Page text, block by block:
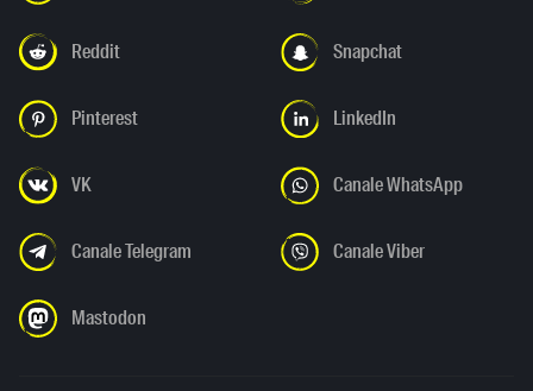
Reddit Snapchat
Pinterest LinkedIn
VK Canale WhatsApp
Canale Telegram Canale Viber
Mastodon